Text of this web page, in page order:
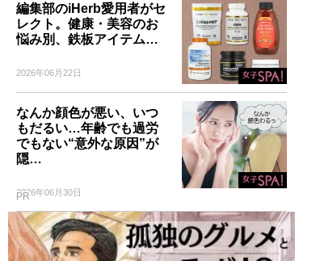
編集部のiHerb愛用者がセ
レクト。健康・美容のお
悩み別、鉄板アイテム…
2026年06月22日
なんか顔色が悪い、いつ
もだるい…年齢でも過労
でもない“意外な原因”が
隠…
2026年06月30日
PR